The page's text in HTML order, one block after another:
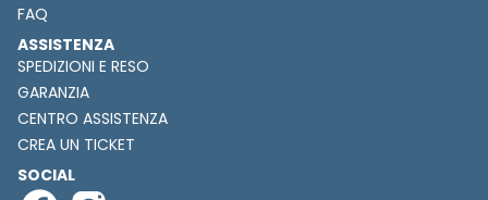
FAQ
ASSISTENZA
SPEDIZIONI E RESO
GARANZIA
CENTRO ASSISTENZA
CREA UN TICKET
SOCIAL